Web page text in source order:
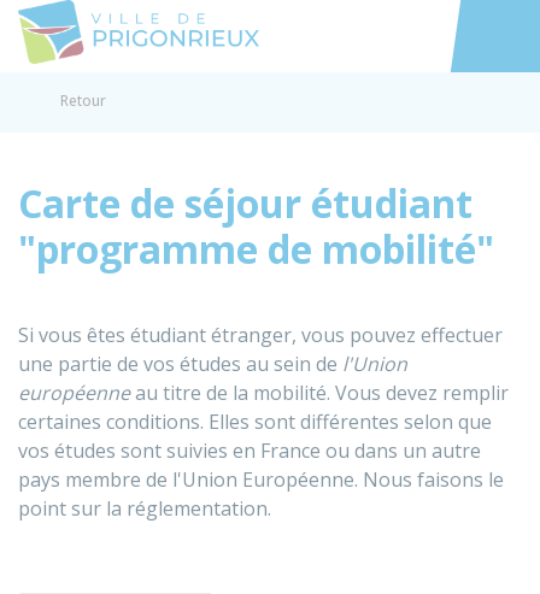
Accéder
Retour
Carte de séjour étudiant
"programme de mobilité"
Si vous êtes étudiant étranger, vous pouvez effectuer
une partie de vos études au sein de l'Union
européenneau titre de la mobilité. Vous devez remplir
certaines conditions. Elles sont différentes selon que
vos études sont suivies en France ou dans un autre
pays membre de l'Union Européenne. Nous faisons le
point sur la réglementation.